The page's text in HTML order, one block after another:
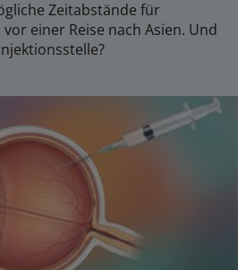
Zeitabstände für
einer Reise nach Asien. Und